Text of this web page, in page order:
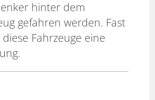
hinter dem
gefahren werden. Fast
Fahrzeuge eine